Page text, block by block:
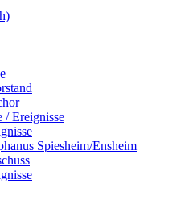
/ Ereignisse
Spiesheim/Ensheim